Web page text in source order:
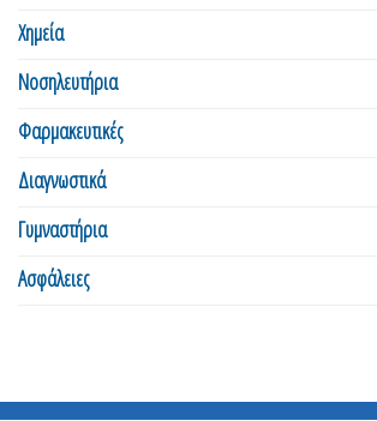
Χημεία
Νοσηλευτήρια
Φαρμακευτικές
Διαγνωστικά
Γυμναστήρια
Ασφάλειες